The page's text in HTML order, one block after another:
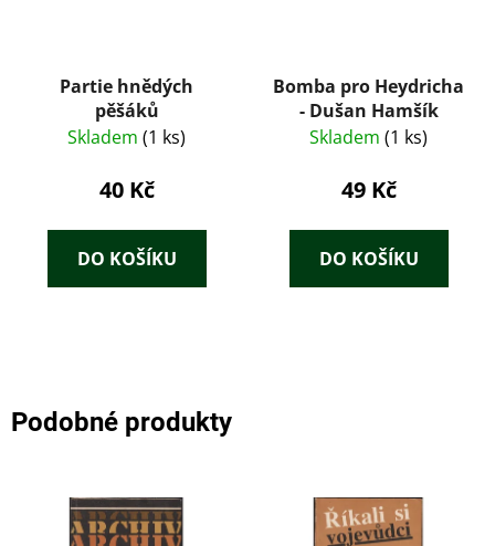
Partie hnědých
pěšáků
Skladem (1 ks)
40 Kč
DO KOŠÍKU
Bomba pro Heydricha
- Dušan Hamšík
Skladem (1 ks)
49 Kč
DO KOŠÍKU
Podobné produkty